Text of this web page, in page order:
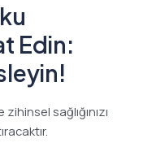
Edin:
sağlığınızı